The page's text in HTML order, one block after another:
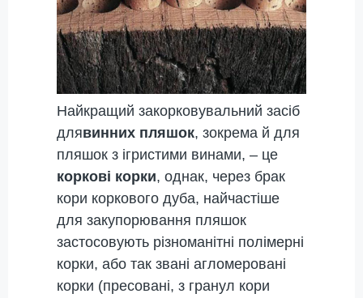
Найкращий закорковувальний засіб
длявинних пляшок, зокрема й для
пляшок з ігристими винами, – це
коркові корки, однак, через брак
кори коркового дуба, найчастіше
для закупорювання пляшок
застосовують різноманітні полімерні
корки, або так звані агломеровані
корки (пресовані, з гранул кори